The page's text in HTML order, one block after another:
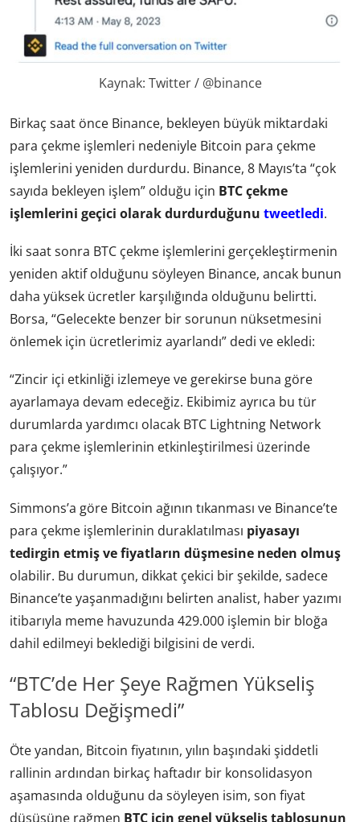
Kaynak: Twitter / @binance
Birkaç saat önce Binance, bekleyen büyük miktardaki
para çekme işlemleri nedeniyle Bitcoin para çekme
işlemlerini yeniden durdurdu. Binance, 8 Mayıs’ta “çok
sayıda bekleyen işlem” olduğu için BTC çekme
işlemlerini geçici olarak durdurduğunu tweetledi.
İki saat sonra BTC çekme işlemlerini gerçekleştirmenin
yeniden aktif olduğunu söyleyen Binance, ancak bunun
daha yüksek ücretler karşılığında olduğunu belirtti.
Borsa, “Gelecekte benzer bir sorunun nüksetmesini
önlemek için ücretlerimiz ayarlandı” dedi ve ekledi:
“Zincir içi etkinliği izlemeye ve gerekirse buna göre
ayarlamaya devam edeceğiz. Ekibimiz ayrıca bu tür
durumlarda yardımcı olacak BTC Lightning Network
para çekme işlemlerinin etkinleştirilmesi üzerinde
çalışıyor.”
Simmons’a göre Bitcoin ağının tıkanması ve Binance’te
para çekme işlemlerinin duraklatılması piyasayı
tedirgin etmiş ve fiyatların düşmesine neden olmuş
olabilir. Bu durumun, dikkat çekici bir şekilde, sadece
Binance’te yaşanmadığını belirten analist, haber yazımı
itibarıyla meme havuzunda 429.000 işlemin bir bloğa
dahil edilmeyi beklediği bilgisini de verdi.
“BTC’de Her Şeye Rağmen Yükseliş
Tablosu Değişmedi”
Öte yandan, Bitcoin fiyatının, yılın başındaki şiddetli
rallinin ardından birkaç haftadır bir konsolidasyon
aşamasında olduğunu da söyleyen isim, son fiyat
düşüşüne rağmen BTC için genel yükseliş tablosunun